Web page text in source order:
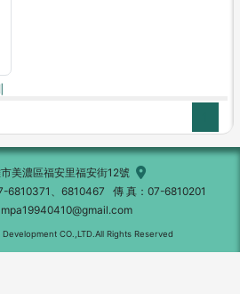
美濃區福安里福安街12號
6810371、6810467 傳 真
07-6810201
mpa19940410@gmail.com
CO.,LTD.All Rights Reserved